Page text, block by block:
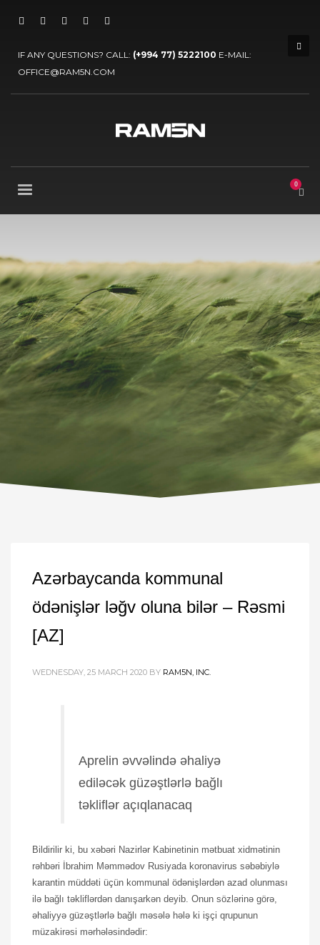
IF ANY QUESTIONS? CALL: (+994 77) 5222100 E-MAIL:
OFFICE@RAM5N.COM
Azərbaycanda kommunal
ödənişlər ləğv oluna bilər – Rəsmi
[AZ]
WEDNESDAY, 25 MARCH 2020 BY RAM5N, INC.
Aprelin əvvəlində əhaliyə
ediləcək güzəştlərlə bağlı
təkliflər açıqlanacaq
Bildirilir ki, bu xəbəri Nazirlər Kabinetinin mətbuat xidmətinin
rəhbəri İbrahim Məmmədov Rusiyada koronavirus səbəbiylə
karantin müddəti üçün kommunal ödənişlərdən azad olunması
ilə bağlı təkliflərdən danışarkən deyib. Onun sözlərinə görə,
əhaliyyə güzəştlərlə bağlı məsələ hələ ki işçi qrupunun
müzakirəsi mərhələsindədir: